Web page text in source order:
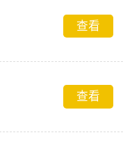
查看
查看